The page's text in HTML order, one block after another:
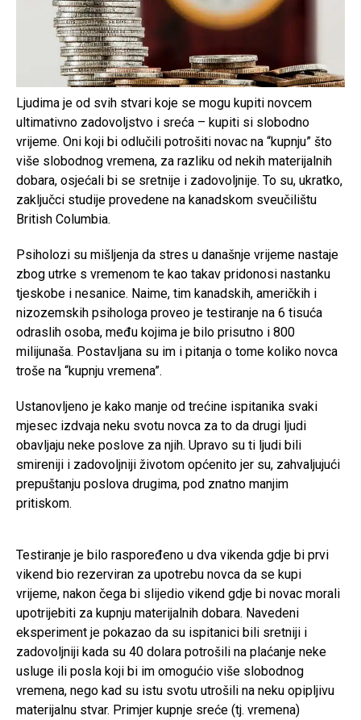
Ljudima je od svih stvari koje se mogu kupiti novcem
ultimativno zadovoljstvo i sreća – kupiti si slobodno
vrijeme. Oni koji bi odlučili potrošiti novac na “kupnju” što
više slobodnog vremena, za razliku od nekih materijalnih
dobara, osjećali bi se sretnije i zadovoljnije. To su, ukratko,
zaključci studije provedene na kanadskom sveučilištu
British Columbia.
Psiholozi su mišljenja da stres u današnje vrijeme nastaje
zbog utrke s vremenom te kao takav pridonosi nastanku
tjeskobe i nesanice. Naime, tim kanadskih, američkih i
nizozemskih psihologa proveo je testiranje na 6 tisuća
odraslih osoba, među kojima je bilo prisutno i 800
milijunaša. Postavljana su im i pitanja o tome koliko novca
troše na “kupnju vremena”.
Ustanovljeno je kako manje od trećine ispitanika svaki
mjesec izdvaja neku svotu novca za to da drugi ljudi
obavljaju neke poslove za njih. Upravo su ti ljudi bili
smireniji i zadovoljniji životom općenito jer su, zahvaljujući
prepuštanju poslova drugima, pod znatno manjim
pritiskom.
Testiranje je bilo raspoređeno u dva vikenda gdje bi prvi
vikend bio rezerviran za upotrebu novca da se kupi
vrijeme, nakon čega bi slijedio vikend gdje bi novac morali
upotrijebiti za kupnju materijalnih dobara. Navedeni
eksperiment je pokazao da su ispitanici bili sretniji i
zadovoljniji kada su 40 dolara potrošili na plaćanje neke
usluge ili posla koji bi im omogućio više slobodnog
vremena, nego kad su istu svotu utrošili na neku opipljivu
materijalnu stvar. Primjer kupnje sreće (tj. vremena)